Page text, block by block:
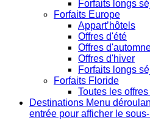
Forfaits longs
Forfaits Europe
Appart’hôtels
Offres d'été
Offres
Offres d'hiver
Forfaits longs
Forfaits Floride
Toutes les
Destinations Menu
entrée pour afficher le